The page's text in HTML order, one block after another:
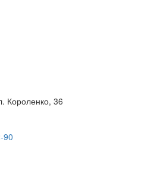
Короленко, 36
90